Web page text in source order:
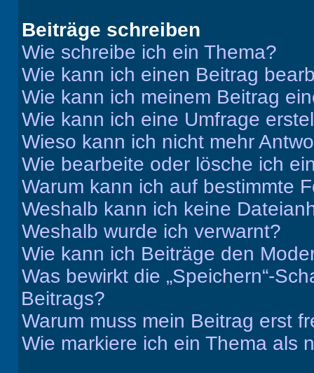
Beiträge schreiben
Wie schreibe ich ein Thema?
Wie kann ich einen Beitrag
Wie kann ich meinem Beitrag
Wie kann ich eine Umfrage
Wieso kann ich nicht mehr
Wie bearbeite oder lösche ich
Warum kann ich auf bestimmte
Weshalb kann ich keine
Weshalb wurde ich verwarnt?
Wie kann ich Beiträge den
Was bewirkt die „Speichern“-
Beitrags?
Warum muss mein Beitrag erst
Wie markiere ich ein Thema als